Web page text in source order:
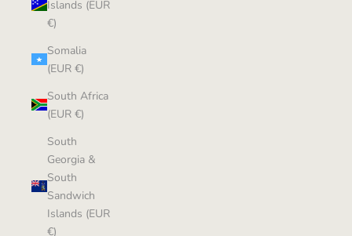
Islands (EUR
€)
Somalia
(EUR €)
South Africa
(EUR €)
South
Georgia &
South
Sandwich
Islands (EUR
€)